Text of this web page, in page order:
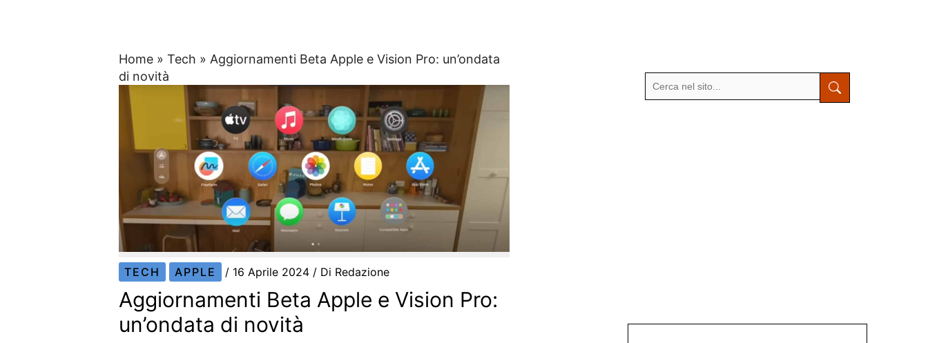
Home »Tech » Aggiornamenti Beta Apple e Vision Pro: un’ondata
di novità
TECH APPLE / 16 Aprile 2024 / Di Redazione
Aggiornamenti Beta Apple e Vision Pro:
un’ondata di novità